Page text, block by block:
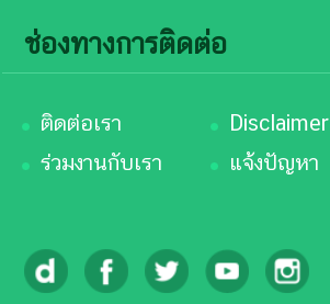
ช่องทางการติดต่อ
ติดต่อเรา
Disclaimer
ร่วมงานกับเรา
แจ้งปัญหา